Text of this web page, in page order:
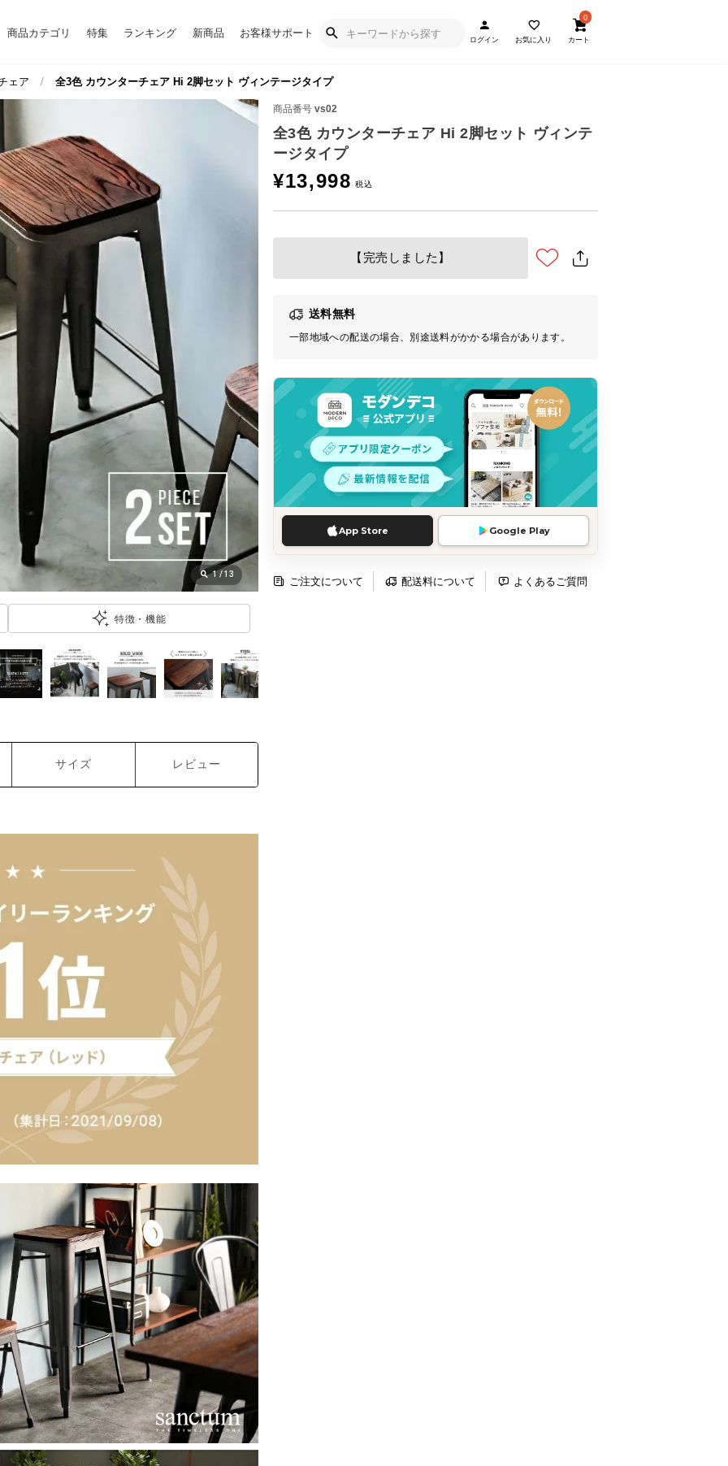
商品カテゴリ 特集 ランキング 新商品 お客様サポート
ログイン お気に入り
0
カート
ェア 全3色 カウンターチェア Hi 2脚セット ヴィンテージタイプ
商品番号 vs02
全3色 カウンターチェア Hi 2脚セット ヴィンテ
ージタイプ
¥13,998
【完売しました】
送料無料
一部地域への配送の場合、別途送料がかかる場合があります。
App Store Google Play
ご注文について 配送料について よくあるご質問
1 /13
特徴・機能
サイズ レビュー